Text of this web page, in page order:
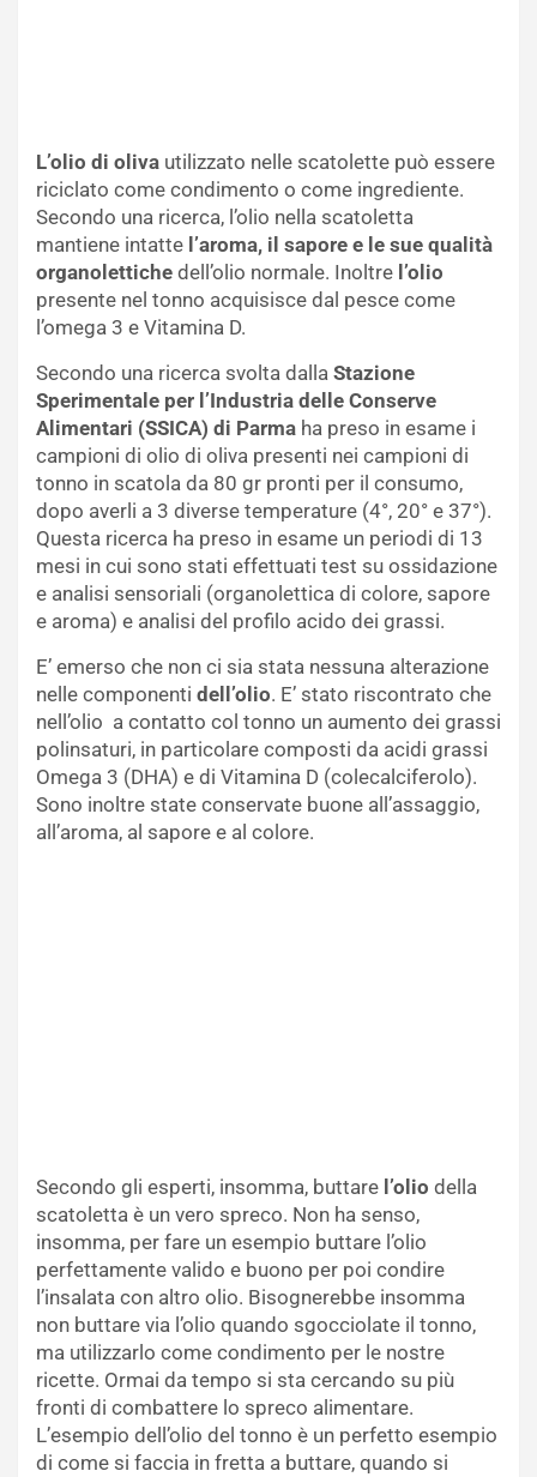
L’olio di oliva utilizzato nelle scatolette può essere
riciclato come condimento o come ingrediente.
Secondo una ricerca, l’olio nella scatoletta
mantiene intatte l’aroma, il sapore e le sue qualità
organolettiche dell’olio normale. Inoltre l’olio
presente nel tonno acquisisce dal pesce come
l’omega 3 e Vitamina D.
Secondo una ricerca svolta dalla Stazione
Sperimentale per l’Industria delle Conserve
Alimentari (SSICA) di Parma ha preso in esame i
campioni di olio di oliva presenti nei campioni di
tonno in scatola da 80 gr pronti per il consumo,
dopo averli a 3 diverse temperature (4°, 20° e 37°).
Questa ricerca ha preso in esame un periodi di 13
mesi in cui sono stati effettuati test su ossidazione
e analisi sensoriali (organolettica di colore, sapore
e aroma) e analisi del profilo acido dei grassi.
E’ emerso che non ci sia stata nessuna alterazione
nelle componenti dell’olio. E’ stato riscontrato che
nell’olio a contatto col tonno un aumento dei grassi
polinsaturi, in particolare composti da acidi grassi
Omega 3 (DHA) e di Vitamina D (colecalciferolo).
Sono inoltre state conservate buone all’assaggio,
all’aroma, al sapore e al colore.
Secondo gli esperti, insomma, buttare l’olio della
scatoletta è un vero spreco. Non ha senso,
insomma, per fare un esempio buttare l’olio
perfettamente valido e buono per poi condire
l’insalata con altro olio. Bisognerebbe insomma
non buttare via l’olio quando sgocciolate il tonno,
ma utilizzarlo come condimento per le nostre
ricette. Ormai da tempo si sta cercando su più
fronti di combattere lo spreco alimentare.
L’esempio dell’olio del tonno è un perfetto esempio
di come si faccia in fretta a buttare, quando si